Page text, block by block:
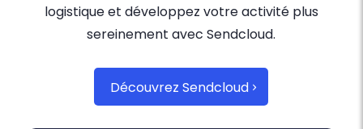
logistique et développez votre activité plus
sereinement avec Sendcloud.
Découvrez Sendcloud